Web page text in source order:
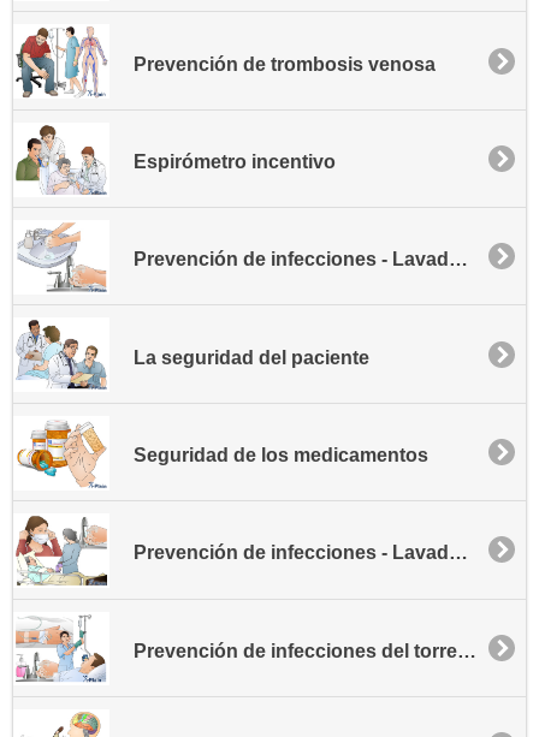
Prevención de trombosis venosa
Espirómetro incentivo
Prevención de infecciones - Lavado de manos
La seguridad del paciente
Seguridad de los medicamentos
Prevención de infecciones - Lavado de manos
Prevención de infecciones del torrente sanguíneo asociadas al catéter